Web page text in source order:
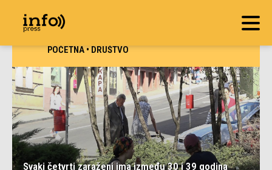
POČETNA•DRUŠTVO
Svaki četvrti zaraženi ima između 30 i 39 godina